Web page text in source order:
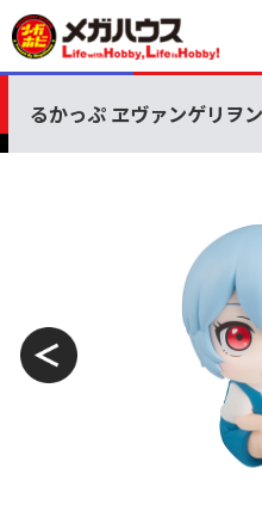
るかっぷ ヱヴァンゲリヲ